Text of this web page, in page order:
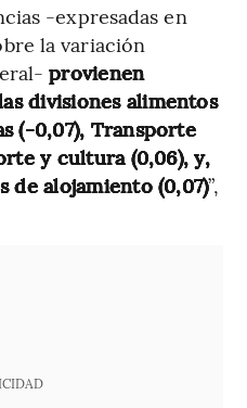
-expresadas en
la variación
provienen
divisiones alimentos
(-0,07), Transporte
y cultura (0,06), y,
de alojamiento (0,07)”,